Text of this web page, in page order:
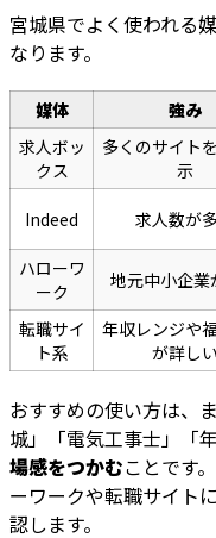
宮城県でよく使われる
なります。
媒体 強み
求人ボッ
クス
多くのサイト
示
Indeed 求人数が
ハローワ
ーク
地元中小企業
転職サイ
ト系
年収レンジや
が詳しい
おすすめの使い方は、
城」「電気工事士」「
場感をつかむことです
ーワークや転職サイト
認します。